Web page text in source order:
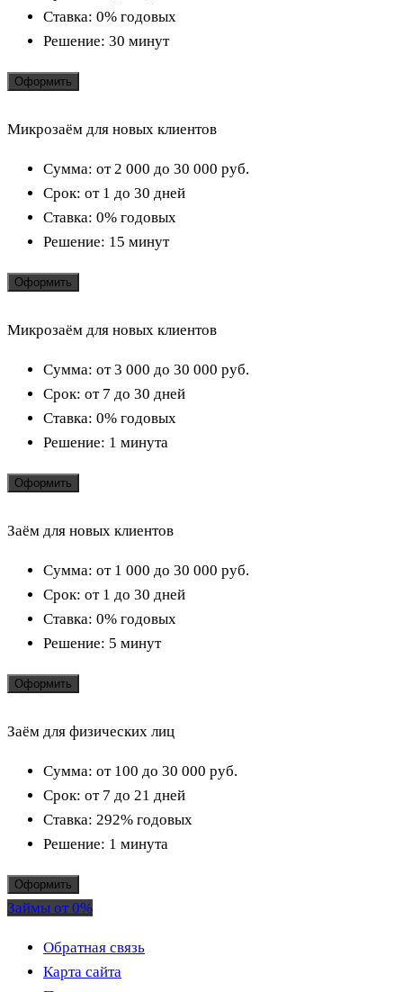
Ставка: 0% годовых
Решение: 30 минут
Оформить
Микрозаём для новых клиентов
Сумма: от 2 000 до 30 000 руб.
Срок: от 1 до 30 дней
Ставка: 0% годовых
Решение: 15 минут
Оформить
Микрозаём для новых клиентов
Сумма: от 3 000 до 30 000 руб.
Срок: от 7 до 30 дней
Ставка: 0% годовых
Решение: 1 минута
Оформить
Заём для новых клиентов
Сумма: от 1 000 до 30 000 руб.
Срок: от 1 до 30 дней
Ставка: 0% годовых
Решение: 5 минут
Оформить
Заём для физических лиц
Сумма: от 100 до 30 000 руб.
Срок: от 7 до 21 дней
Ставка: 292% годовых
Решение: 1 минута
Оформить
Займы от 0%
Обратная связь
Карта сайта